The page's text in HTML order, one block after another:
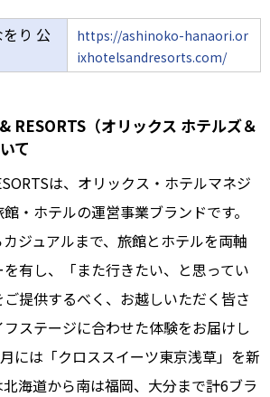
り 公
https://ashinoko-hanaori.or
ixhotelsandresorts.com/
RESORTS（オリックス ホテルズ＆
て
は、オリックス・ホテルマネジ
・ホテルの運営事業ブランドです。
ジュアルまで、旅館とホテルを両軸
有し、「また行きたい、と思ってい
提供するべく、お越しいただく皆さ
ステージに合わせた体験をお届けし
には「クロススイーツ東京浅草」を新
海道から南は福岡、大分まで計6ブラ